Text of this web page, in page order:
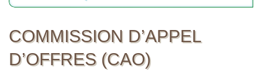
COMMISSION D’APPEL
D’OFFRES (CAO)